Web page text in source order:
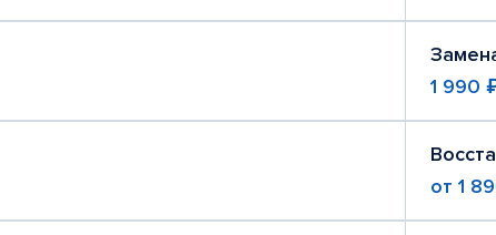
1 990
от 1